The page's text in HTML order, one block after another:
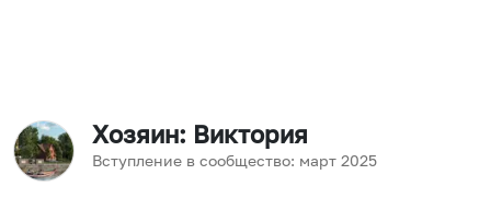
Хозяин: Виктория
Вступление в сообщество: март 2025